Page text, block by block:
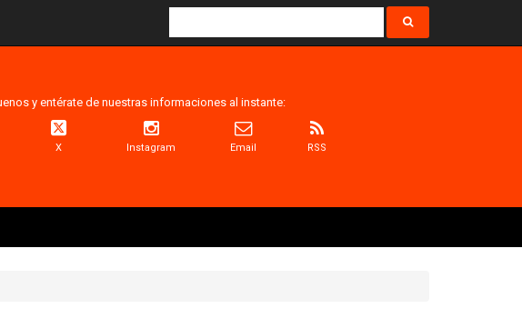
y entérate de nuestras informaciones al instante:
X Instagram Email RSS